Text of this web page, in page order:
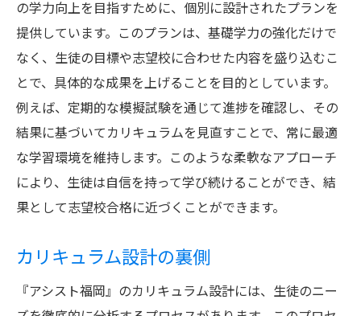
の学力向上を目指すために、個別に設計されたプランを
提供しています。このプランは、基礎学力の強化だけで
なく、生徒の目標や志望校に合わせた内容を盛り込むこ
とで、具体的な成果を上げることを目的としています。
例えば、定期的な模擬試験を通じて進捗を確認し、その
結果に基づいてカリキュラムを見直すことで、常に最適
な学習環境を維持します。このような柔軟なアプローチ
により、生徒は自信を持って学び続けることができ、結
果として志望校合格に近づくことができます。
カリキュラム設計の裏側
『アシスト福岡』のカリキュラム設計には、生徒のニー